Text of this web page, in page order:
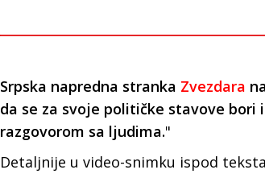
Srpska napredna stranka Zvezdara
da se za svoje političke stavove
razgovorom sa ljudima."
Detaljnije u video-snimku ispod